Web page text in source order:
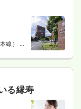
線） 車
る縁寿